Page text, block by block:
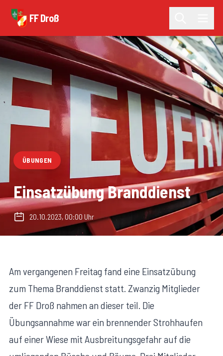
FF Droß
ÜBUNGEN
Einsatzübung Branddienst
20.10.2023, 00:00 Uhr
Am vergangenen Freitag fand eine Einsatzübung
zum Thema Branddienst statt. Zwanzig Mitglieder
der FF Droß nahmen an dieser teil. Die
Übungsannahme war ein brennender Strohhaufen
auf einer Wiese mit Ausbreitungsgefahr auf die